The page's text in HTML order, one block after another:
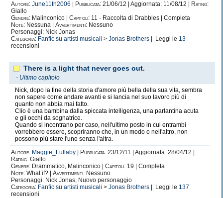
Autore: June11th2006 Pubblicata: 21/06/12 | Aggiornata: 11/08/12 |
Rating:
Giallo
Genere: Malinconico | Capitoli: 11 - Raccolta di Drabbles | Completa
Note: Nessuna | Avvertimenti: Nessuno
Personaggi: Nick Jonas
Categoria: Fanfic su artisti musicali > Jonas Brothers | Leggi le 13
recensioni
There is a light that never goes out.
- Ultimo capitolo
Nick, dopo la fine della storia d'amore più bella della sua vita, sembra
non sapere come andare avanti e si lancia nel suo lavoro più di
quanto non abbia mai fatto.
Clio è una bambina dalla spiccata intelligenza, una parlantina acuta
e gli occhi da sognatrice.
Quando si incontrano per caso, nell'ultimo posto in cui entrambi
vorrebbero essere, scopriranno che, in un modo o nell'altro, non
possono più stare l'uno senza l'altra.
Autore: Maggie_Lullaby Pubblicata: 23/12/11 | Aggiornata: 28/04/12 |
Rating: Giallo
Genere: Drammatico, Malinconico | Capitoli: 19 | Completa
Note: What if? | Avvertimenti: Nessuno
Personaggi: Nick Jonas, Nuovo personaggio
Categoria: Fanfic su artisti musicali > Jonas Brothers | Leggi le 137
recensioni